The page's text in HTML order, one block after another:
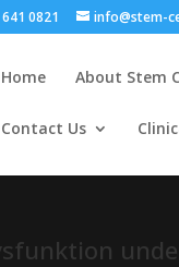
0821 info@stem-
Home About Stem
Contact Us